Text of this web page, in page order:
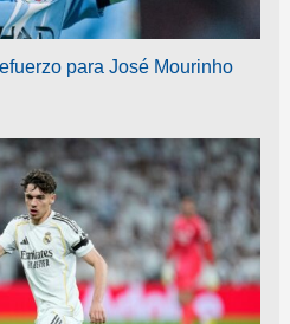
para José Mourinho